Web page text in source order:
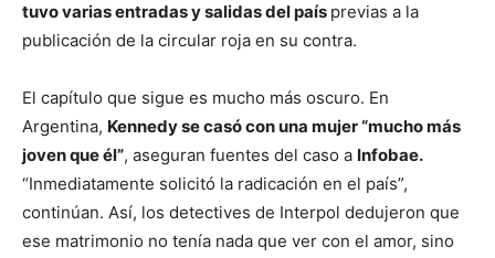
tuvo varias entradas y salidas del país previas a la
publicación de la circular roja en su contra.
El capítulo que sigue es mucho más oscuro. En
Argentina, Kennedy se casó con una mujer “mucho más
joven que él”, aseguran fuentes del caso a Infobae.
“Inmediatamente solicitó la radicación en el país”,
continúan. Así, los detectives de Interpol dedujeron que
ese matrimonio no tenía nada que ver con el amor, sino